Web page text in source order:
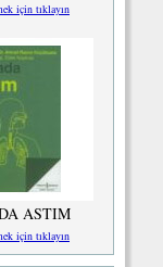
için tıklayın
ASTIM
için tıklayın